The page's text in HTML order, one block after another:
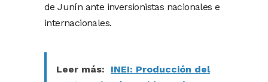
de Junín ante inversionistas nacionales e
internacionales.
Leer más:
INEI: Producción del